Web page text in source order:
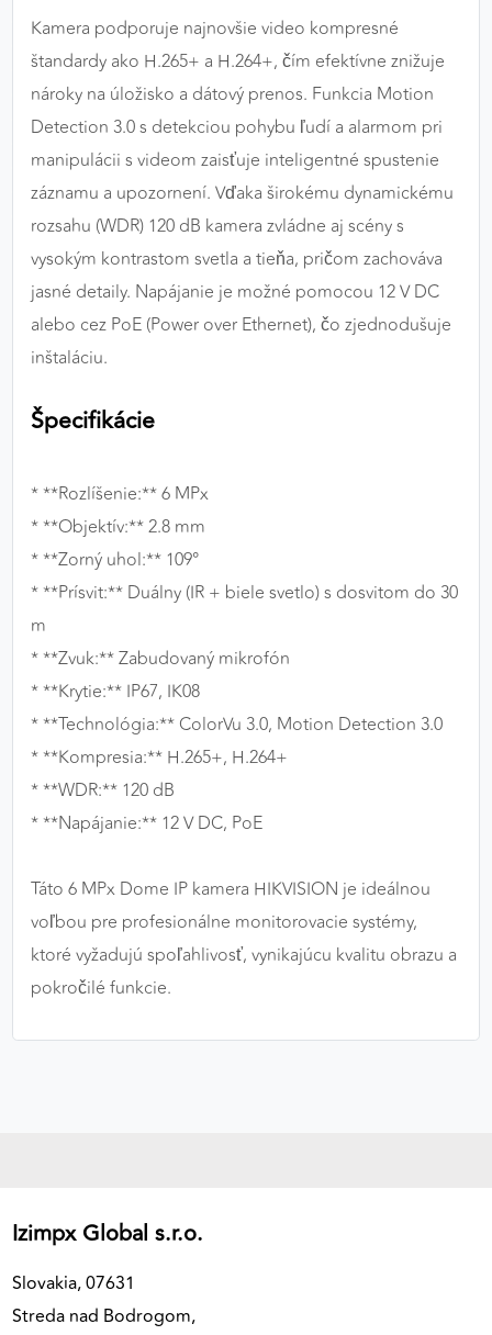
Kamera podporuje najnovšie video kompresné
štandardy ako H.265+ a H.264+, čím efektívne znižuje
nároky na úložisko a dátový prenos. Funkcia Motion
Detection 3.0 s detekciou pohybu ľudí a alarmom pri
manipulácii s videom zaisťuje inteligentné spustenie
záznamu a upozornení. Vďaka širokému dynamickému
rozsahu (WDR) 120 dB kamera zvládne aj scény s
vysokým kontrastom svetla a tieňa, pričom zachováva
jasné detaily. Napájanie je možné pomocou 12 V DC
alebo cez PoE (Power over Ethernet), čo zjednodušuje
inštaláciu.
Špecifikácie
* **Rozlíšenie:** 6 MPx
* **Objektív:** 2.8 mm
* **Zorný uhol:** 109°
* **Prísvit:** Duálny (IR + biele svetlo) s dosvitom do 30
m
* **Zvuk:** Zabudovaný mikrofón
* **Krytie:** IP67, IK08
* **Technológia:** ColorVu 3.0, Motion Detection 3.0
* **Kompresia:** H.265+, H.264+
* **WDR:** 120 dB
* **Napájanie:** 12 V DC, PoE
Táto 6 MPx Dome IP kamera HIKVISION je ideálnou
voľbou pre profesionálne monitorovacie systémy,
ktoré vyžadujú spoľahlivosť, vynikajúcu kvalitu obrazu a
pokročilé funkcie.
Izimpx Global s.r.o.
Slovakia, 07631
Streda nad Bodrogom,